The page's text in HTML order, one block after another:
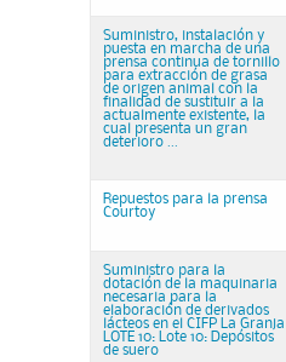
Suministro, instalación y
puesta en marcha de una
prensa continua de tornillo
para extracción de grasa
de origen animal con la
finalidad de sustituir a la
actualmente existente, la
cual presenta un gran
deterioro ...
Repuestos para la prensa
Courtoy
Suministro para la
dotación de la maquinaria
necesaria para la
elaboración de derivados
lácteos en el CIFP La Granja
LOTE 10: Lote 10: Depósitos
de suero